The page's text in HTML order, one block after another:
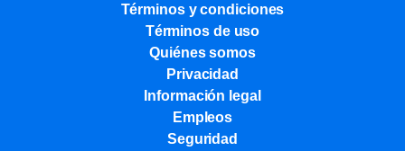
Términos y condiciones
Términos de uso
Quiénes somos
Privacidad
Información legal
Empleos
Seguridad